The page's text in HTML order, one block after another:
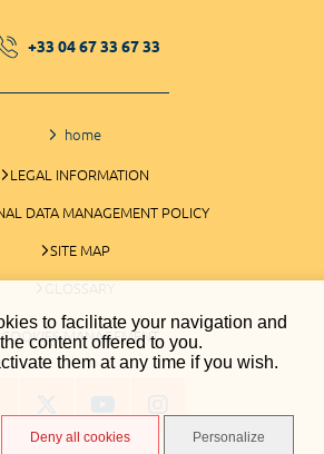
to facilitate your navigation and
content offered to you.
them at any time if you wish.
Deny all cookies Personalize
+33 04 67 33 67 33
home
LEGAL INFORMATION
DATA MANAGEMENT POLICY
SITE MAP
GLOSSARY
COOKIES MANAGEMENT